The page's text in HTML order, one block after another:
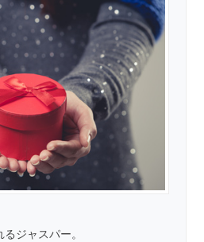
ジャスパー。